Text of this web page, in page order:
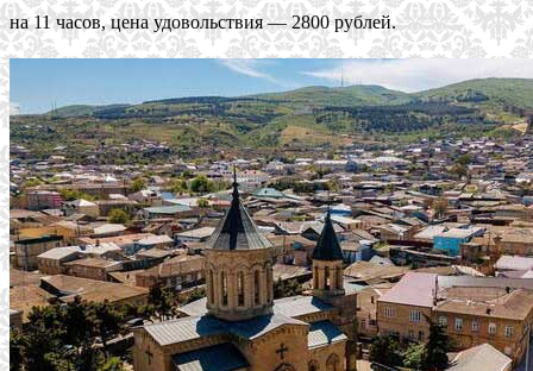
на 11 часов, цена удовольствия — 2800 рублей.